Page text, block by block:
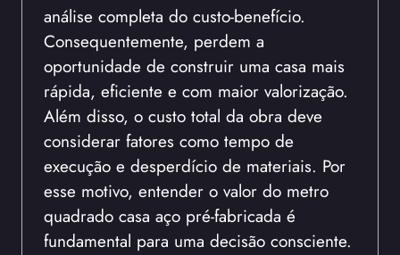
análise completa do custo-benefício.
Consequentemente, perdem a
oportunidade de construir uma casa mais
rápida, eficiente e com maior valorização.
Além disso, o custo total da obra deve
considerar fatores como tempo de
execução e desperdício de materiais. Por
esse motivo, entender o valor do metro
quadrado casa aço pré-fabricada é
fundamental para uma decisão consciente.